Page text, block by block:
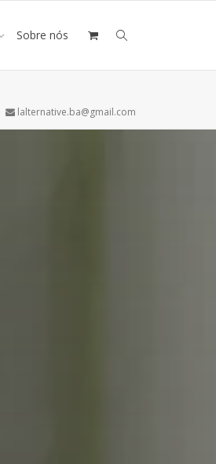
Sobre nós
lalternative.ba@gmail.com